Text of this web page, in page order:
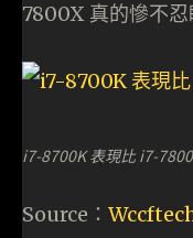
7800X 真的慘不忍
i7-8700K 表現比 i7-
Source：